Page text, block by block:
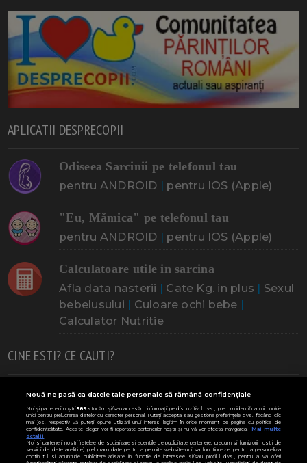
APLICATII DESPRECOPII
Odiseea Sarcinii pe telefonul tau
pentru ANDROID | pentru IOS (Apple)
"Eu, Mămica" pe telefonul tau
pentru ANDROID | pentru IOS (Apple)
Calculatoare utile in sarcina
Afla data nasterii | Cate Kg. in plus | Sexul
bebelusului | Culoare ochi bebe |
Calculator Nutritie
CINE ESTI? CE CAUTI?
Doresc un copil Adoptia Probleme cu sarcina
Urmeaza sa nasc Probleme alaptare Bebe plange
Bebe febra Caut bona Cresa, Gradinta
Mergem la scoala Copil bolnav Copii cu nevoi speciale
Nouă ne pasă ca datele tale personale să rămână confidențiale
Noi și partenerii noștri589stocăm și/sau accesăm informații pe dispozitivul dvs., precum identificatorii cookie
unici pentru prelucrarea datelor cu caracter personal. Puteți accepta sau gestiona preferințele dvs. făcând clic
mai jos, respectiv vă puteți opune utilizării unui interes legitim în orice moment pe pagina cu politica de
confidențialitate. Aceste alegeri vor fi raportate partenerilor noștri și nu vă vor afecta navigarea.
Mai multe
detalii
Noi si partenerii nostri (retelele de socializare si agentiile de publicitate partenere, precum si furnizorii nostri de
servicii de date analitice) prelucram date pentru a permite website-ului sa functioneze, pentru a personaliza
continutul si anunturile publicitare afisate in functie de interesele si/sau profilul dvs., pentru a va oferi